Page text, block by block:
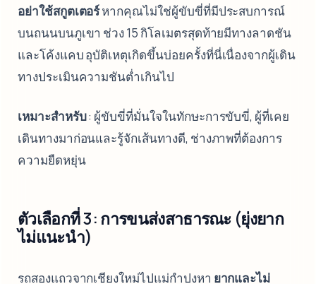
อย่าใช้สกูตเตอร์หากคุณไม่ใช่ผู้ขับขี่ที่มีประสบการณ์
บนถนนบนภูเขา ช่วง 15 กิโลเมตรสุดท้ายมีทางลาดชัน
และโค้งแคบ อุบัติเหตุเกิดขึ้นบ่อยครั้งที่นี่เนื่องจากผู้เดิน
ทางประเมินความชันต่ำเกินไป
เหมาะสำหรับ: ผู้ขับขี่ที่มั่นใจในทักษะการขับขี่, ผู้ที่เคย
เดินทางมาก่อนและรู้จักเส้นทางดี, ช่างภาพที่ต้องการ
ความยืดหยุ่น
ตัวเลือกที่ 3: การขนส่งสาธารณะ (ยุ่งยาก
ไม่แนะนำ)
รถสองแถวจากเชียงใหม่ไปแม่กำปงหา ยากและไม่